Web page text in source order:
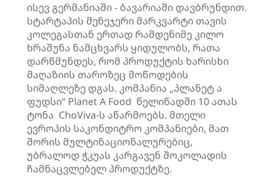
ისევ გერმანიაში - ბავარიაში დავბრუნდით.
სტარტაპის მენეჯერი მარკვარტი თავის
კოლეგასთან ერთად რამდენიმე კილო
ხრაშუნა ნამცხვარს ყიდულობს, რათა
დარწმუნდეს, რომ პროდუქტის ხარისხი
მაღაზიის თაროზეც მოწოდების
სიმაღლეზე დგას. კომპანია „პლანეტ ა
ფუდსი“ Planet A Food წელიწადში 10 ათას
ტონა ChoViva-ს აწარმოებს. მთელი
ევროპის საკონდიტრო კომპანიები, მათ
შორის მულტინაციონალურებიც,
უბრალოდ ჭკუას კარგავენ შოკოლადის
ჩამნაცვლებელ პროდუქტზე.